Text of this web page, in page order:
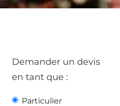
Demander un devis
en tant que :
Particulier